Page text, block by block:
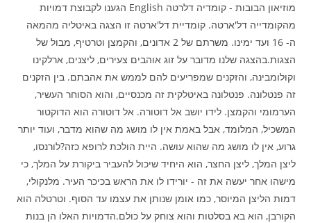
מוזיאון הבובות - קומדיה דלרטה English הגענו לקבוצת דמויות
מהקומדייה דל'ארטה. קומדיית דל'ארטה זו הצגה באיטליה מהמאה
ה- 16 ועד ימינו. משרתם של 2 אדונים, והקמצן וטרטיף, מבול של
הצגות.בהצגה שלנו מדובר על זוג אוהבים צעירים, ליצנים, ארלקינו
וקולומבינה, והזקנים שמפריעים להם לממש את אהבתם. בין הזקנים
זה פנטלונה. פנטלונה באיטלקית זה מכנסיים, והוא הסוחר העשיר,
הערמומי והקמצן. לידו יושב אל דוטורה. אל דוטורה הוא הדוקטור
המשכיל, המלומד, אבל באמת אין לו מושג מה שהוא מדבר, ועוד יותר
גרוע, אין לו מושג מה שהוא עושה. היית הולכת לרופא כזה?לורנסו,
ליצן המלך, ליצן החצר, הוא היחיד שיכול להעביר ביקורת על המלך, כי
מישהו אחר יעשה את זה - יורידו לו את הראש בכיכר העיר. מלנקולי,
דמות הליצן המיוסר, כמו אומן שנותן את עצמו עד הסוף. וטרטלה הוא
הקורבן, הוא בא בסלטות והוא צוחק על כולם.הדמויות האלו הן בנות